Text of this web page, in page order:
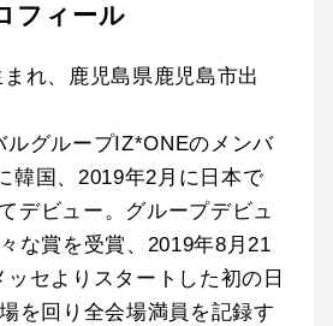
フィール
れ、鹿児島県鹿児島市出
ルグループIZ*ONEのメンバ
韓国、2019年2月に日本で
デビュー。グループデビュ
な賞を受賞、2019年8月21
ッセよりスタートした初の日
を回り全会場満員を記録す